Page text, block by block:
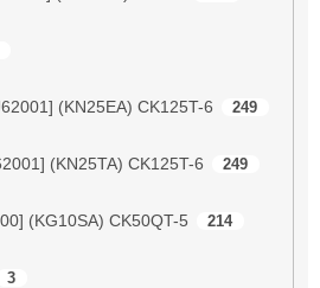
(KN25EA) CK125T-6 249
(KN25TA) CK125T-6 249
(KG10SA) CK50QT-5 214
3